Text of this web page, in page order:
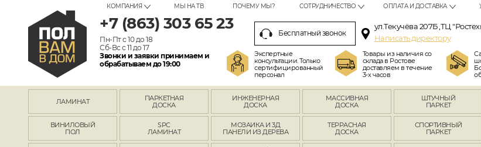
КОМПАНИЯ МЫ НА ТВ ПОЧЕМУ МЫ? СОТРУДНИЧЕСТВО ОПЛАТА И ДОСТАВКА
+7 (863) 303 65 23
Пн-Пт с 10 до 18
Сб-Вс с 11 до 17
Звонки и заявки принимаем и
обрабатываем до 19:00
Бесплатный звонок
ул.Текучёва 207Б ,ТЦ
Написать директору
Экспертные
консультации. Только
сертифицированный
персонал
Товары из наличия со
склада в Ростове
доставляем в течение
3-х часов
ЛАМИНАТ
ПАРКЕТНАЯ
ДОСКА
ИНЖЕНЕРНАЯ
ДОСКА
МАССИВНАЯ
ДОСКА
ШТУЧНЫЙ
ПАРКЕТ
ВИНИЛОВЫЙ
ПОЛ
SPC
ЛАМИНАТ
МОЗАИКА И 3Д
ПАНЕЛИ ИЗ ДЕРЕВА
ТЕРРАСНАЯ
ДОСКА
СПОРТИВНЫЙ
ПАРКЕТ